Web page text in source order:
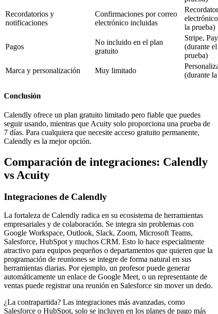
Recordatorios y
notificaciones
Confirmaciones por correo
electrónico incluidas
la prueba)
Pagos
No incluido en el plan
gratuito
Stripe,
(durante
prueba)
Marca y personalización
Muy limitado
(durante
Conclusión
Calendly ofrece un plan gratuito limitado pero fiable que puedes
seguir usando, mientras que Acuity solo proporciona una prueba de
7 días. Para cualquiera que necesite acceso gratuito permanente,
Calendly es la mejor opción.
Comparación de integraciones: Calendly
vs Acuity
Integraciones de Calendly
La fortaleza de Calendly radica en su ecosistema de herramientas
empresariales y de colaboración. Se integra sin problemas con
Google Workspace, Outlook, Slack, Zoom, Microsoft Teams,
Salesforce, HubSpot y muchos CRM. Esto lo hace especialmente
atractivo para equipos pequeños o departamentos que quieren que la
programación de reuniones se integre de forma natural en sus
herramientas diarias. Por ejemplo, un profesor puede generar
automáticamente un enlace de Google Meet, o un representante de
ventas puede registrar una reunión en Salesforce sin mover un dedo.
¿La contrapartida? Las integraciones más avanzadas, como
Salesforce o HubSpot, solo se incluyen en los planes de pago más